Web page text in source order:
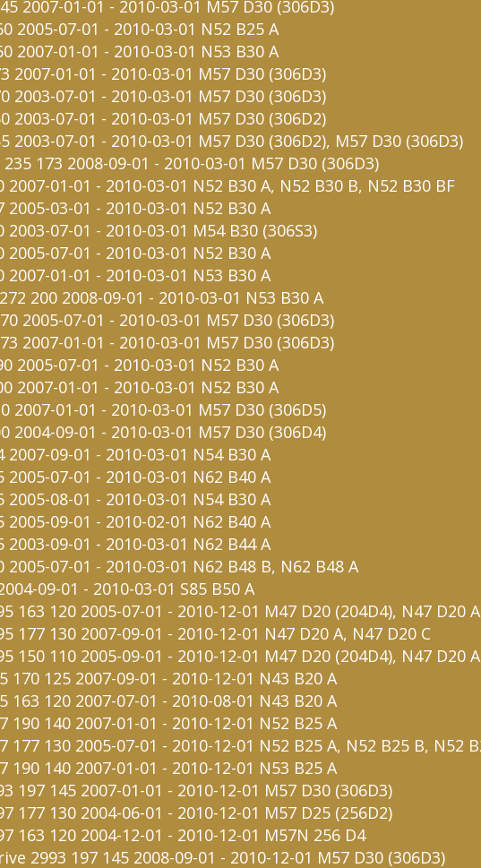
2007-01-01 - 2010-03-01 M57 D30 (306D3)
2005-07-01 - 2010-03-01 N52 B25 A
2007-01-01 - 2010-03-01 N53 B30 A
2007-01-01 - 2010-03-01 M57 D30 (306D3)
2003-07-01 - 2010-03-01 M57 D30 (306D3)
2003-07-01 - 2010-03-01 M57 D30 (306D2)
2003-07-01 - 2010-03-01 M57 D30 (306D2), M57 D30 (306D3)
173 2008-09-01 - 2010-03-01 M57 D30 (306D3)
2007-01-01 - 2010-03-01 N52 B30 A, N52 B30 B, N52 B30 BF
2005-03-01 - 2010-03-01 N52 B30 A
2003-07-01 - 2010-03-01 M54 B30 (306S3)
2005-07-01 - 2010-03-01 N52 B30 A
2007-01-01 - 2010-03-01 N53 B30 A
200 2008-09-01 - 2010-03-01 N53 B30 A
2005-07-01 - 2010-03-01 M57 D30 (306D3)
2007-01-01 - 2010-03-01 M57 D30 (306D3)
2005-07-01 - 2010-03-01 N52 B30 A
2007-01-01 - 2010-03-01 N52 B30 A
2007-01-01 - 2010-03-01 M57 D30 (306D5)
2004-09-01 - 2010-03-01 M57 D30 (306D4)
2007-09-01 - 2010-03-01 N54 B30 A
2005-07-01 - 2010-03-01 N62 B40 A
2005-08-01 - 2010-03-01 N54 B30 A
2005-09-01 - 2010-02-01 N62 B40 A
2003-09-01 - 2010-03-01 N62 B44 A
2005-07-01 - 2010-03-01 N62 B48 B, N62 B48 A
09-01 - 2010-03-01 S85 B50 A
163 120 2005-07-01 - 2010-12-01 M47 D20 (204D4), N47 D20
177 130 2007-09-01 - 2010-12-01 N47 D20 A, N47 D20 C
150 110 2005-09-01 - 2010-12-01 M47 D20 (204D4), N47 D20
170 125 2007-09-01 - 2010-12-01 N43 B20 A
163 120 2007-07-01 - 2010-08-01 N43 B20 A
190 140 2007-01-01 - 2010-12-01 N52 B25 A
177 130 2005-07-01 - 2010-12-01 N52 B25 A, N52 B25 B, N52
190 140 2007-01-01 - 2010-12-01 N53 B25 A
197 145 2007-01-01 - 2010-12-01 M57 D30 (306D3)
177 130 2004-06-01 - 2010-12-01 M57 D25 (256D2)
163 120 2004-12-01 - 2010-12-01 M57N 256 D4
2993 197 145 2008-09-01 - 2010-12-01 M57 D30 (306D3)